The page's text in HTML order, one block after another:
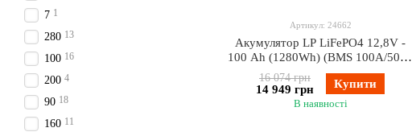
Артикул: 24662
Акумулятор LP LiFePO4 12,8V -
100 Ah (1280Wh) (BMS 100A/50А)
пластик Smart BT
16 074 грн
14 949 грн Купити
В наявності
7 1
280 13
100 16
200 4
90 18
160 11